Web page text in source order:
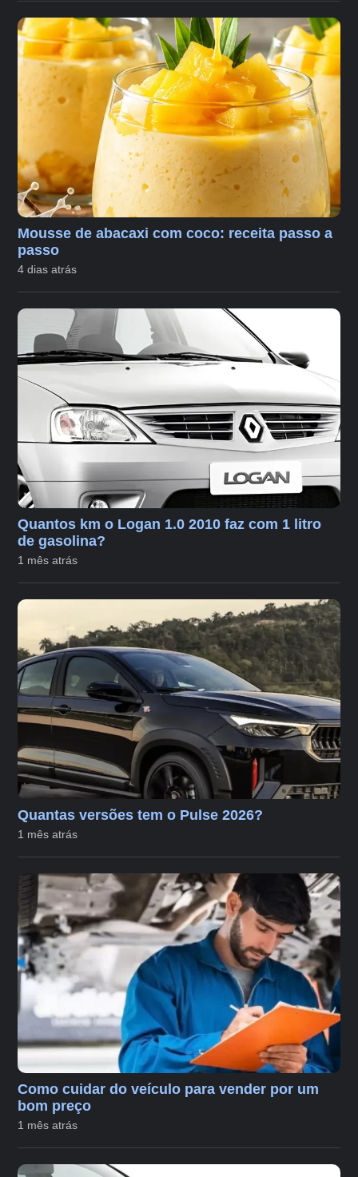
Mousse de abacaxi com coco: receita passo a
passo
4 dias atrás
Quantos km o Logan 1.0 2010 faz com 1 litro
de gasolina?
1 mês atrás
Quantas versões tem o Pulse 2026?
1 mês atrás
Como cuidar do veículo para vender por um
bom preço
1 mês atrás